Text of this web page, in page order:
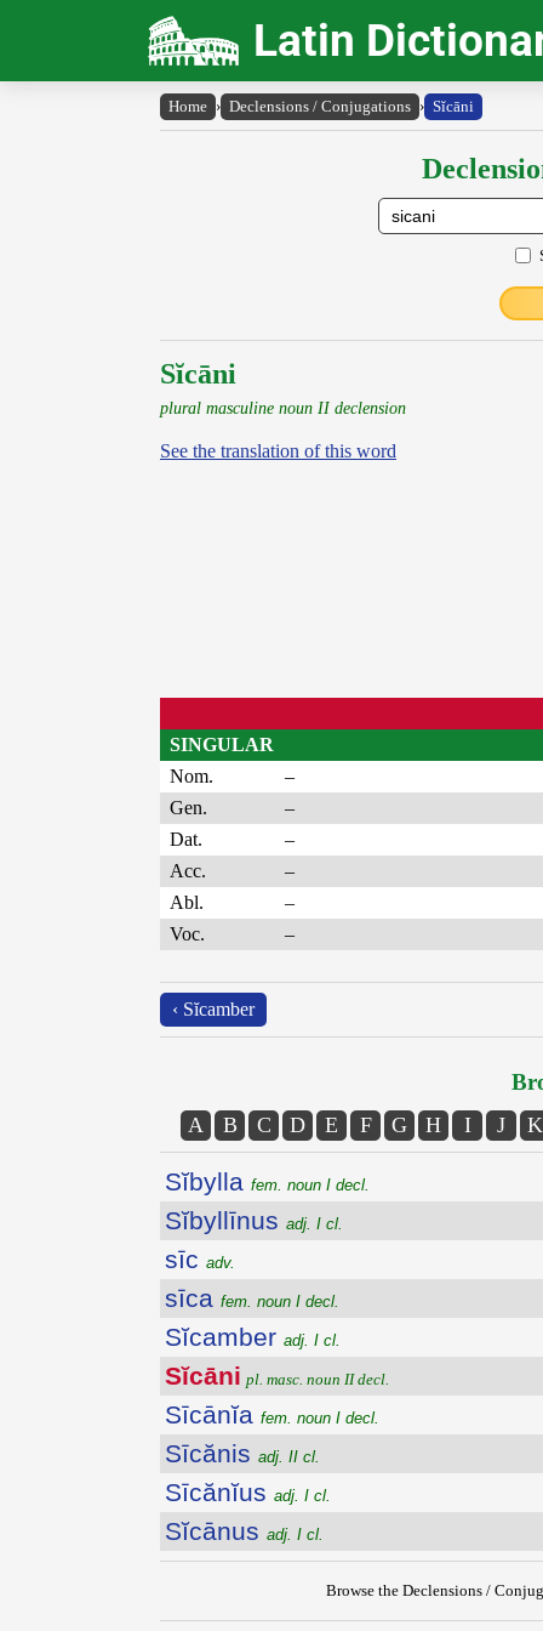
Latin
Home › Declensions / Conjugations › Sĭcāni
Sĭcāni
plural masculine noun II declension
See the translation of this word
SINGULAR
Nom.
–
Gen.
–
Dat.
–
Acc.
–
Abl.
–
Voc.
–
‹ Sĭcamber
A B C D E F G H I J K
Sĭbylla fem. noun I decl.
Sĭbyllīnus adj. I cl.
sīc adv.
sīca fem. noun I decl.
Sĭcamber adj. I cl.
Sĭcāni pl. masc. noun II decl.
Sīcānĭa fem. noun I decl.
Sīcănis adj. II cl.
Sīcănĭus adj. I cl.
Sĭcānus adj. I cl.
Browse the Declensions /